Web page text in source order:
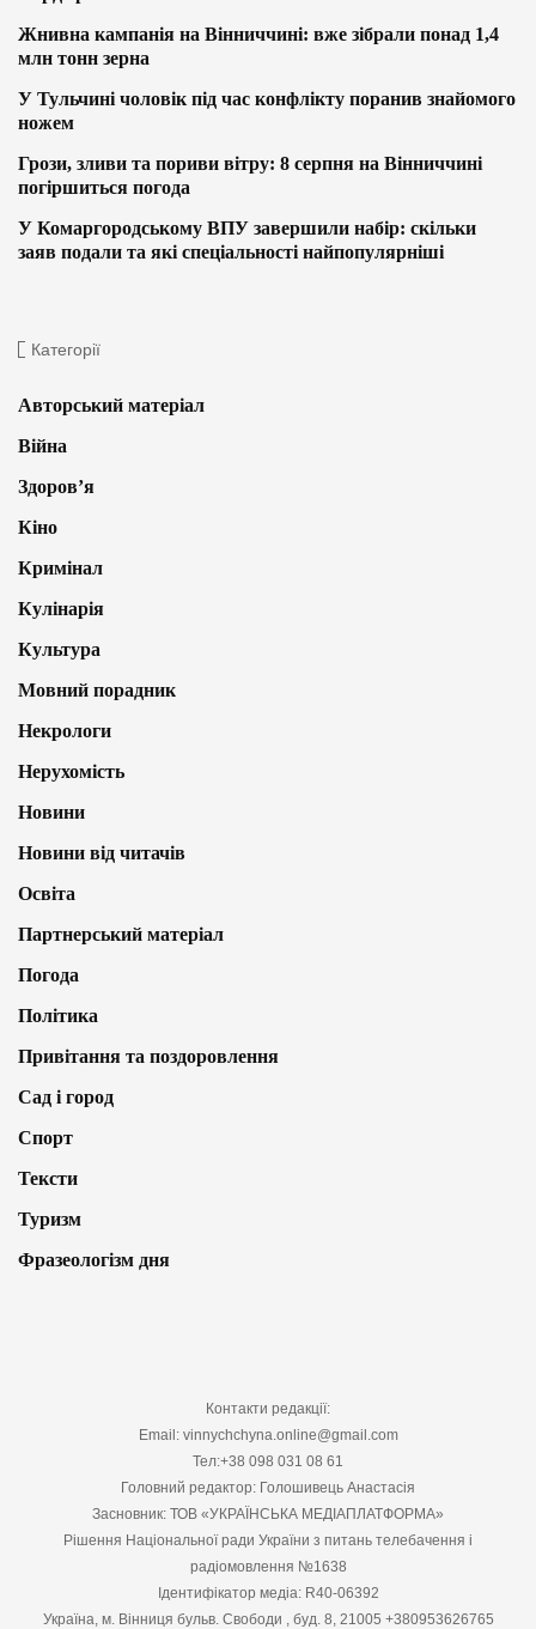
Жнивна кампанія на Вінниччині: вже зібрали понад 1,4
млн тонн зерна
У Тульчині чоловік під час конфлікту поранив знайомого
ножем
Грози, зливи та пориви вітру: 8 серпня на Вінниччині
погіршиться погода
У Комаргородському ВПУ завершили набір: скільки
заяв подали та які спеціальності найпопулярніші
Категорії
Авторський матеріал
Війна
Здоров’я
Кіно
Кримінал
Кулінарія
Культура
Мовний порадник
Некрологи
Нерухомість
Новини
Новини від читачів
Освіта
Партнерський матеріал
Погода
Політика
Привітання та поздоровлення
Сад і город
Спорт
Тексти
Туризм
Фразеологізм дня
Контакти редакції:
Email: vinnychchyna.online@gmail.com
Тел:+38 098 031 08 61
Головний редактор: Голошивець Анастасія
Засновник: ТОВ «УКРАЇНСЬКА МЕДІАПЛАТФОРМА»
Рішення Національної ради України з питань телебачення і
радіомовлення №1638
Ідентифікатор медіа: R40-06392
Україна, м. Вінниця бульв. Свободи , буд. 8, 21005 +380953626765